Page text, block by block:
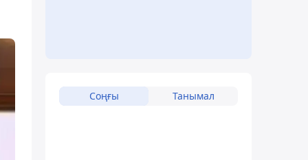
Соңғы Танымал